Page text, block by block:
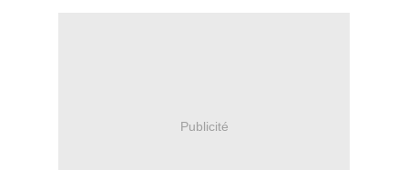
Publicité